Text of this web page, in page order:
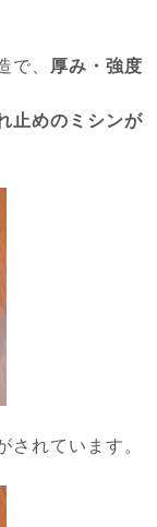
、 厚み・強度
止めのミシンが
れています。